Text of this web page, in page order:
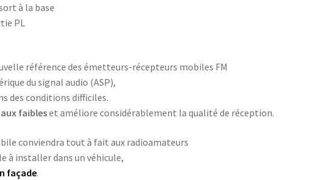
à la base
PL
référence des émetteurs-récepteurs mobiles FM
du signal audio (ASP),
des conditions difficiles.
faibleset améliore considérablement la qualité de réception.
conviendra tout à fait aux radioamateurs
à installer dans un véhicule,
façade.